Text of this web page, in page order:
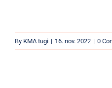
Parfüümid
By KMA tugi | 16. nov. 2022 | 0